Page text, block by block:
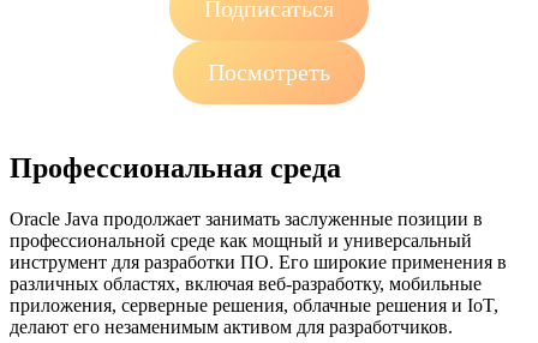
Подписаться
Посмотреть
Профессиональная среда
Oracle Java продолжает занимать заслуженные позиции в
профессиональной среде как мощный и универсальный
инструмент для разработки ПО. Его широкие применения в
различных областях, включая веб-разработку, мобильные
приложения, серверные решения, облачные решения и IoT,
делают его незаменимым активом для разработчиков.